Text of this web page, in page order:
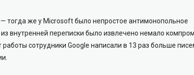
тогда же у Microsoft было непростое антимонопольное
из внутренней переписки было извлечено немало
сотрудники Google написали в 13 раз больше